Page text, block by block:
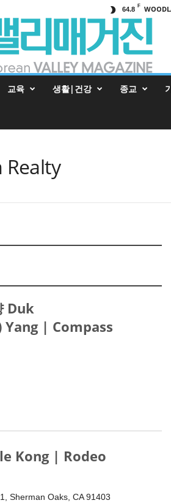
64.8 F
교육 생활|건강 종교
Realty
Duk
Yang | Compass
Kong | Rodeo
Sherman Oaks, CA 91403